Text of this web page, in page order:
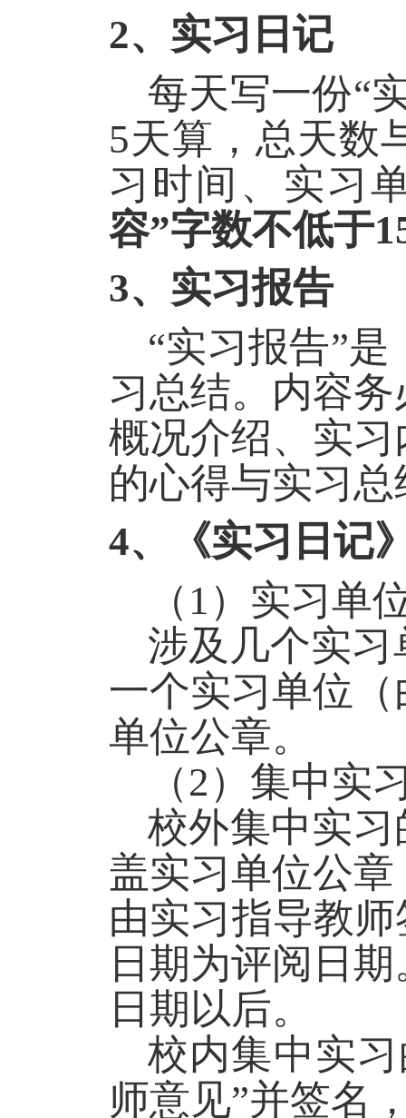
2、实习日记
每天写一份“
5天算，总天数
习时间、实习
容”字数不低于
3、实习报告
“实习报告”是
习总结。内容
概况介绍、实
的心得与实习总
4、《实习日记
（ 1 ）实习单
涉及几个实
一个实习单位
单位公章。
（2 ）集中实
校外集中实习
盖实习单位公
由实习指导教
日期为评阅日
日期以后。
校内集中实
师意见”并签名